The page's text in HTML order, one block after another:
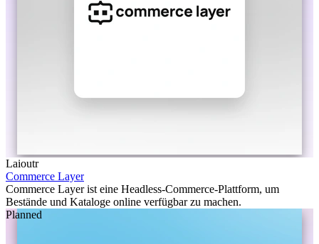
Laioutr
Commerce Layer
Commerce Layer ist eine Headless-Commerce-Plattform, um
Bestände und Kataloge online verfügbar zu machen.
Planned